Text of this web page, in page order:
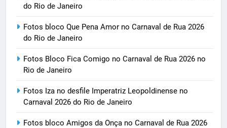
do Rio de Janeiro
Fotos bloco Que Pena Amor no Carnaval de Rua 2026
do Rio de Janeiro
Fotos Bloco Fica Comigo no Carnaval de Rua 2026 no
Rio de Janeiro
Fotos Iza no desfile Imperatriz Leopoldinense no
Carnaval 2026 do Rio de Janeiro
Fotos bloco Amigos da Onça no Carnaval de Rua 2026